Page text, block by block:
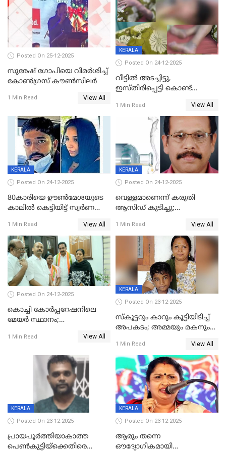
Posted On 25-12-2025
സുരേഷ് ഗോപിയെ വിമര്‍ശിച്ച്
കോണ്‍ഗ്രസ് കൗണ്‍സിലര്‍
1 Min Read View All
KERALA
Posted On 24-12-2025
വീട്ടിൽ അടച്ചിട്ടു,
ഇസ്തിരിപ്പെട്ടി കൊണ്ട്
ഗർഭിണിയായ യുവതിക്ക് ക്രൂര
1 Min Read View All
KERALA
Posted On 24-12-2025
80കാരിയെ ഊൺമേശയുടെ
കാലിൽ കെട്ടിയിട്ട് സ്വർണവും
കൊച്ചുമകനും സുഹൃത്തും
അറസ്റ്റിൽ
1 Min Read View All
KERALA
Posted On 24-12-2025
വെള്ളമാണെന്ന് കരുതി
ആസിഡ് കുടിച്ചു;
മരിച്ചു
1 Min Read View All
Posted On 24-12-2025
കൊച്ചി കോര്‍പ്പറേഷനിലെ
മേയര്‍ സ്ഥാനം;
രൂക്ഷം
1 Min Read View All
KERALA
Posted On 23-12-2025
സ്കൂട്ടറും കാറും കൂട്ടിയിടിച്ച്
അപകടം; അമ്മയും മകനും
ഗുരുതരാവസ്ഥയിൽ
1 Min Read View All
KERALA
Posted On 23-12-2025
പ്രായപൂർത്തിയാകാത്ത
പെൺകുട്ടിയ്ക്കെതിരെ
KERALA
Posted On 23-12-2025
ആരും തന്നെ
ഔദ്യോഗികമായി